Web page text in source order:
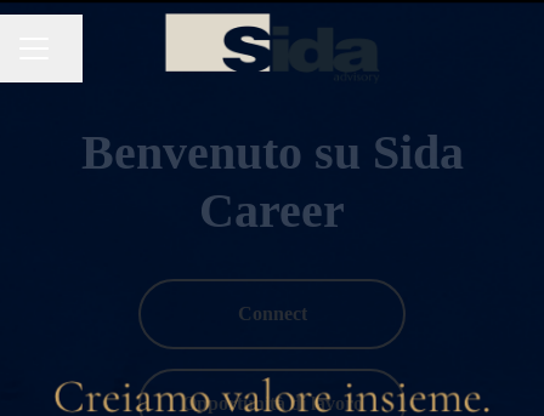
Benvenuto su Sida
Career
Connect
Opportunità di lavoro